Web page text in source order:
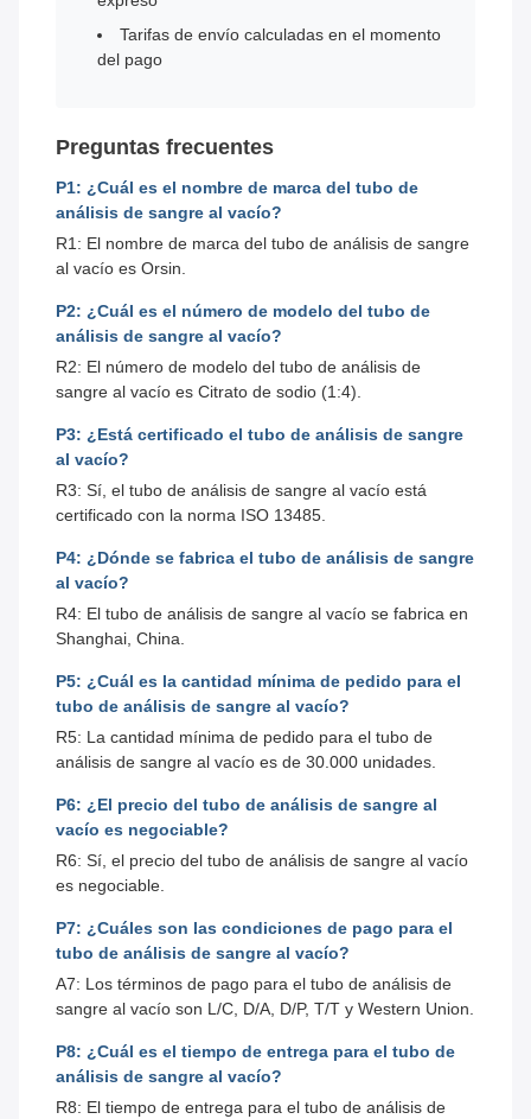
Tarifas de envío calculadas en el momento
del pago
Preguntas frecuentes
P1: ¿Cuál es el nombre de marca del tubo de
análisis de sangre al vacío?
R1: El nombre de marca del tubo de análisis de sangre
al vacío es Orsin.
P2: ¿Cuál es el número de modelo del tubo de
análisis de sangre al vacío?
R2: El número de modelo del tubo de análisis de
sangre al vacío es Citrato de sodio (1:4).
P3: ¿Está certificado el tubo de análisis de sangre
al vacío?
R3: Sí, el tubo de análisis de sangre al vacío está
certificado con la norma ISO 13485.
P4: ¿Dónde se fabrica el tubo de análisis de sangre
al vacío?
R4: El tubo de análisis de sangre al vacío se fabrica en
Shanghai, China.
P5: ¿Cuál es la cantidad mínima de pedido para el
tubo de análisis de sangre al vacío?
R5: La cantidad mínima de pedido para el tubo de
análisis de sangre al vacío es de 30.000 unidades.
P6: ¿El precio del tubo de análisis de sangre al
vacío es negociable?
R6: Sí, el precio del tubo de análisis de sangre al vacío
es negociable.
P7: ¿Cuáles son las condiciones de pago para el
tubo de análisis de sangre al vacío?
A7: Los términos de pago para el tubo de análisis de
sangre al vacío son L/C, D/A, D/P, T/T y Western Union.
P8: ¿Cuál es el tiempo de entrega para el tubo de
análisis de sangre al vacío?
R8: El tiempo de entrega para el tubo de análisis de